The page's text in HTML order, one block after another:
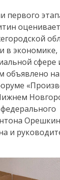
первого
в экономике,
сфере
объявлено
и